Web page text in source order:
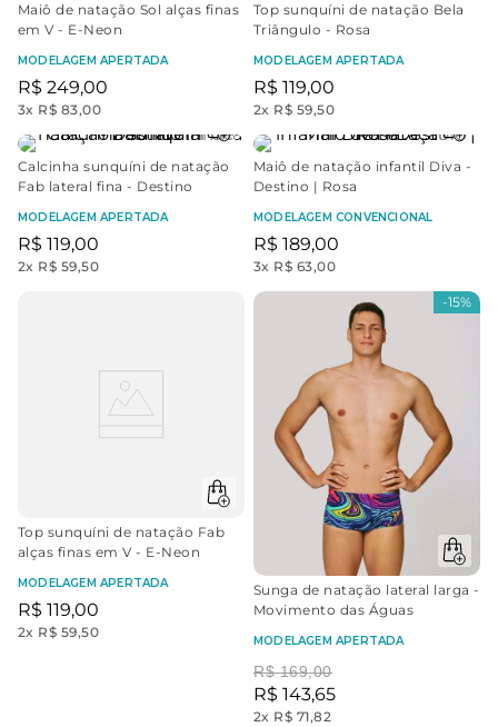
Maiô de natação Sol alças finas
em V - E-Neon
MODELAGEM APERTADA
R$ 249,00
3x R$ 83,00
Top sunquíni de natação Bela
Triângulo - Rosa
MODELAGEM APERTADA
R$ 119,00
2x R$ 59,50
Calcinha sunquíni de natação
Fab lateral fina - Destino
MODELAGEM APERTADA
R$ 119,00
2x R$ 59,50
Maiô de natação infantil Diva -
Destino | Rosa
MODELAGEM CONVENCIONAL
R$ 189,00
3x R$ 63,00
Top sunquíni de natação Fab
alças finas em V - E-Neon
MODELAGEM APERTADA
R$ 119,00
2x R$ 59,50
-15%
Sunga de natação lateral larga -
Movimento das Águas
MODELAGEM APERTADA
R$ 169,00
R$ 143,65
2x R$ 71,82